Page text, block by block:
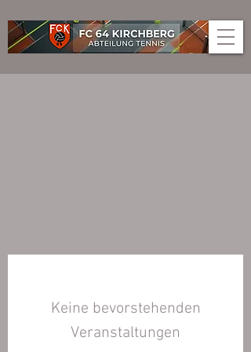
Keine bevorstehenden
Veranstaltungen